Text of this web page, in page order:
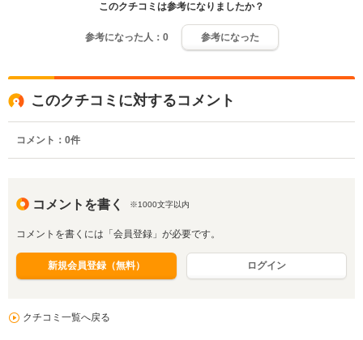
このクチコミは参考になりましたか？
参考になった人： 0 参考になった
このクチコミに対するコメント
コメント： 0件
コメントを書く ※1000文字以内
コメントを書くには「会員登録」が必要です。
新規会員登録（無料） ログイン
クチコミ一覧へ戻る